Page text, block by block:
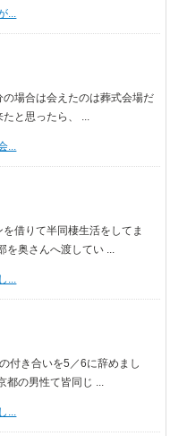
場合は会えたのは葬式会場だ
と思ったら、 ...
借りて半同棲生活をしてま
奥さんへ渡してい ...
付き合いを5／6に辞めまし
の男性て皆同じ ...